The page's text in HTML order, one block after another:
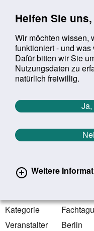
Helfen Sie
Wir möchten wissen,
funktioniert - und
Dafür bitten wir Sie
Nutzungsdaten zu
natürlich freiwillig.
Weitere
Suchbegriff:
Sie befinden sich hier:
Startseite Aktuelles
Veranstaltungen
Fachtagung
Kategorie
Veranstalter
Berlin